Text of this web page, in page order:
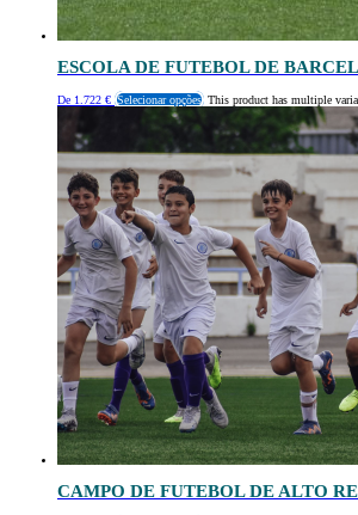
ESCOLA DE FUTEBOL DE
De 1.722 € Selecionar opções This product has multiple
CAMPO DE FUTEBOL DE ALTO